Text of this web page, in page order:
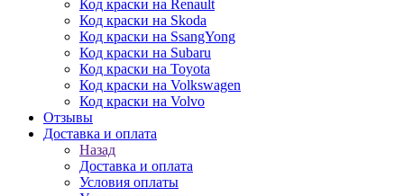
Код краски на Renault
Код краски на Skoda
Код краски на SsangYong
Код краски на Subaru
Код краски на Toyota
Код краски на Volkswagen
Код краски на Volvo
Отзывы
Доставка и оплата
Назад
Доставка и оплата
Условия оплаты